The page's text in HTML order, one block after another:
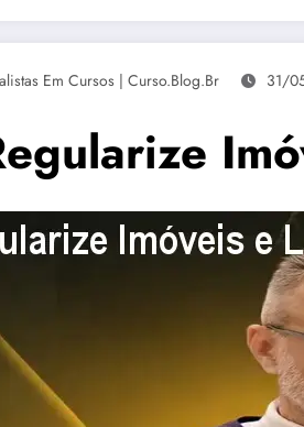
Em Cursos | Curso.blog.br 31/